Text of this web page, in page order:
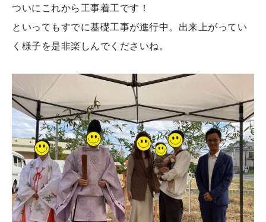
ついにこれから工事着工です！
といってもすでに基礎工事が進行中。出来上がってい
く様子を是非楽しんでくださいね。